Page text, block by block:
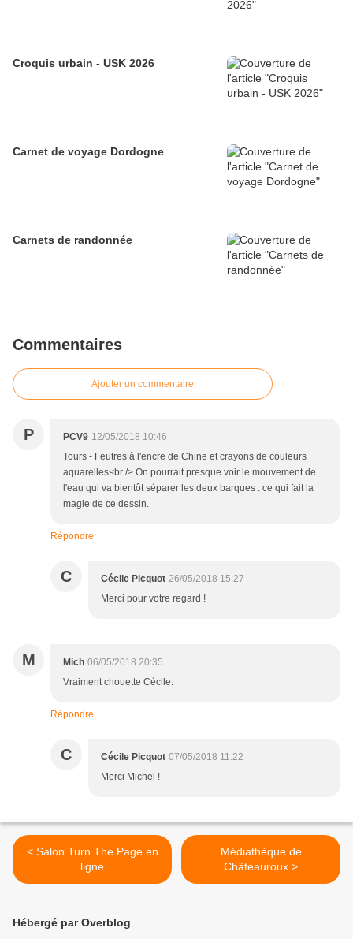
Croquis urbain - USK 2026
Carnet de voyage Dordogne
Carnets de randonnée
Commentaires
Ajouter un commentaire
P PCV9 12/05/2018 10:46
Tours - Feutres à l'encre de Chine et crayons de couleurs
aquarelles<br /> On pourrait presque voir le mouvement de
l'eau qui va bientôt séparer les deux barques : ce qui fait la
magie de ce dessin.
Répondre
C Cécile Picquot 26/05/2018 15:27
Merci pour votre regard !
M Mich 06/05/2018 20:35
Vraiment chouette Cécile.
Répondre
C Cécile Picquot 07/05/2018 11:22
Merci Michel !
< Salon Turn The Page en
ligne
Médiathèque de
Châteauroux >
Hébergé par Overblog